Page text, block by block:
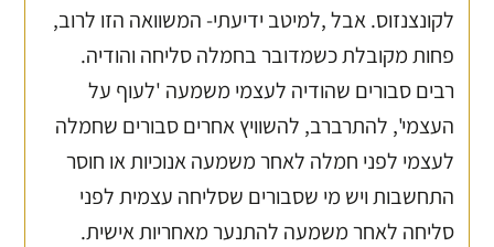
לקונצנזוס. אבל ,למיטב ידיעתי- המשוואה הזו לרוב,
פחות מקובלת כשמדובר בחמלה סליחה והודיה.
רבים סבורים שהודיה לעצמי משמעה 'לעוף על
העצמי', להתרברב, להשוויץ אחרים סבורים שחמלה
לעצמי לפני חמלה לאחר משמעה אנוכיות או חוסר
התחשבות ויש מי שסבורים שסליחה עצמית לפני
סליחה לאחר משמעה להתנער מאחריות אישית.